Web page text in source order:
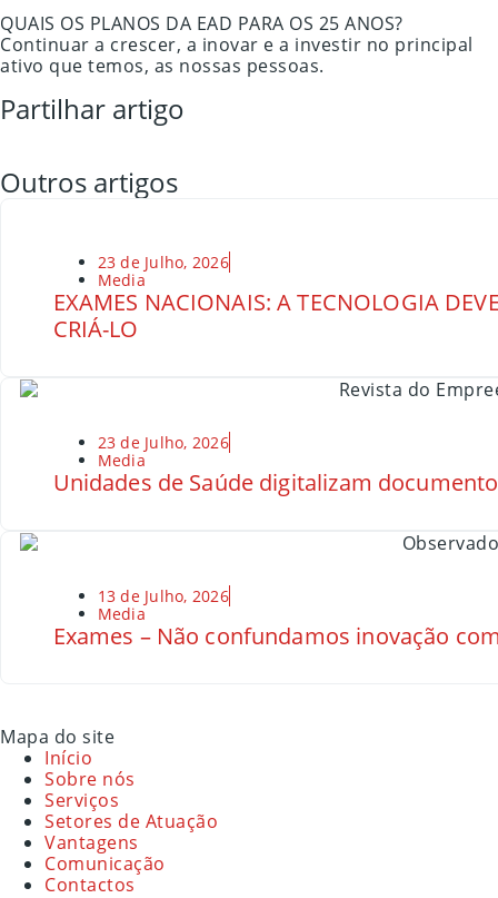
QUAIS OS PLANOS DA EAD PARA OS 25 ANOS?
Continuar a crescer, a inovar e a investir no principal
ativo que temos, as nossas pessoas.
Partilhar artigo
Outros artigos
23 de Julho, 2026
Media
EXAMES NACIONAIS: A TECNOLOGIA
CRIÁ-LO
23 de Julho, 2026
Media
Unidades de Saúde digitalizam
13 de Julho, 2026
Media
Exames – Não confundamos inovação
Mapa do site
Início
Sobre nós
Serviços
Setores de Atuação
Vantagens
Comunicação
Contactos